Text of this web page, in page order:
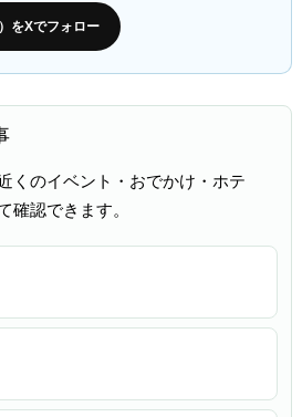
をXでフォロー
くのイベント・おでかけ・ホテ
確認できます。